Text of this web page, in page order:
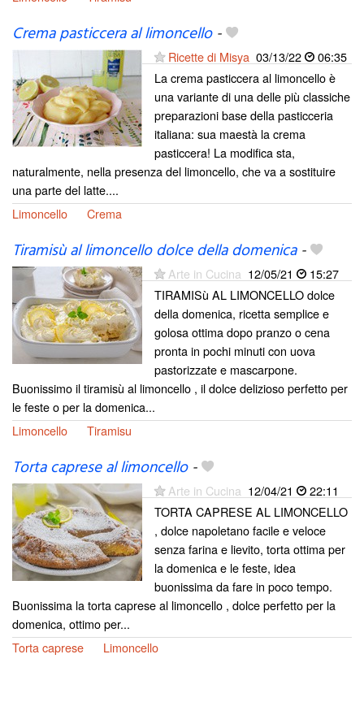
Crema pasticcera al limoncello-
Ricette di Misya 03/13/22
06:35
La crema pasticcera al limoncello è
una variante di una delle più classiche
preparazioni base della pasticceria
italiana: sua maestà la crema
pasticcera! La modifica sta,
naturalmente, nella presenza del limoncello, che va a sostituire
una parte del latte....
Limoncello
Crema
Tiramisù al limoncello dolce della domenica-
Arte in Cucina 12/05/21
15:27
TIRAMISù AL LIMONCELLO dolce
della domenica, ricetta semplice e
golosa ottima dopo pranzo o cena
pronta in pochi minuti con uova
pastorizzate e mascarpone.
Buonissimo il tiramisù al limoncello , il dolce delizioso perfetto per
le feste o per la domenica...
Limoncello
Tiramisu
Torta caprese al limoncello-
Arte in Cucina 12/04/21
22:11
TORTA CAPRESE AL LIMONCELLO
, dolce napoletano facile e veloce
senza farina e lievito, torta ottima per
la domenica e le feste, idea
buonissima da fare in poco tempo.
Buonissima la torta caprese al limoncello , dolce perfetto per la
domenica, ottimo per...
Torta caprese
Limoncello